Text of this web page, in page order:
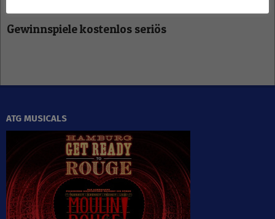
Gewinnspiele kostenlos seriös
ATG MUSICALS